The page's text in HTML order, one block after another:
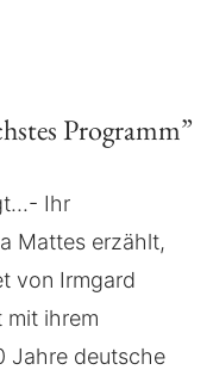
Programm”
Ihr
Mattes erzählt,
von Irmgard
mit ihrem
Jahre deutsche